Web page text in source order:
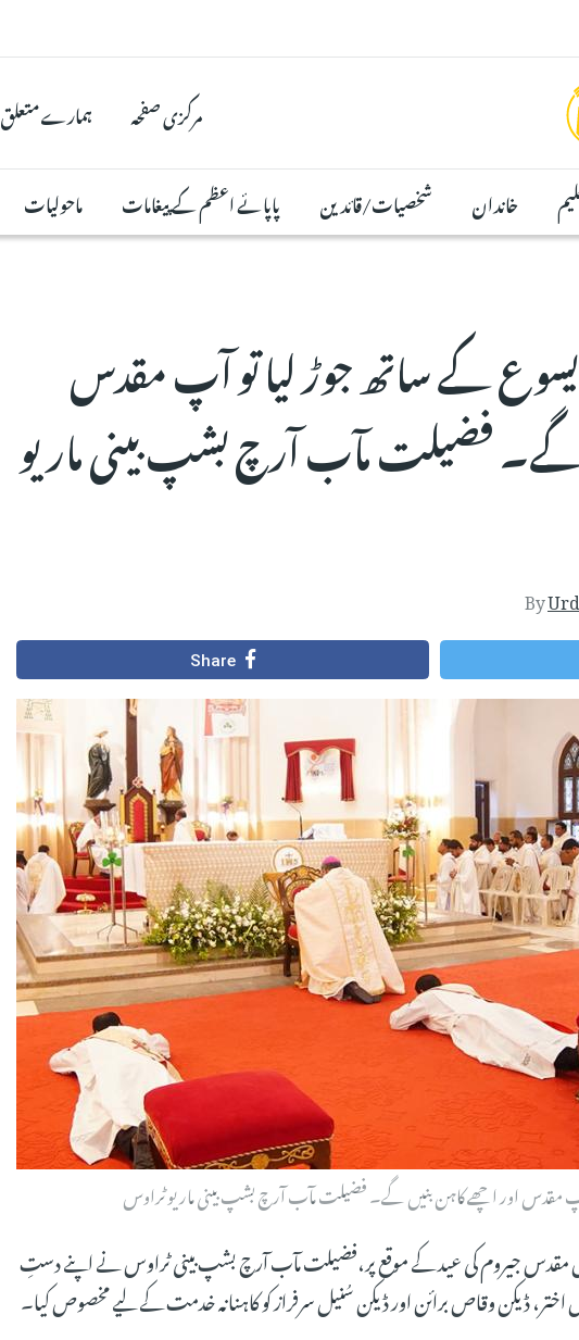
مرکزی صفحہ ہمارے متعلق
خاندان شخصیات/قائدین پاپائے اعظم کے پیغامات ماحولیات
کے ساتھ جوڑ لیا تو آپ مقدس
گے۔ فضیلت مآب آرچ بشپ بینی ماریو
By
Share
مقدس اور اچھے کاہن بنیں گے۔ فضیلت مآب آرچ بشپ بینی ماریو ٹراوس
مقدس جیروم کی عید کے موقع پر،فضیلت مآب آرچ بشپ بینی ٹراوس نے اپنے دستِ
ڈیکن وقاص برائن اور ڈیکن سُنیل سرفراز کو کاہنانہ خدمت کے لیے مخصوص کیا۔